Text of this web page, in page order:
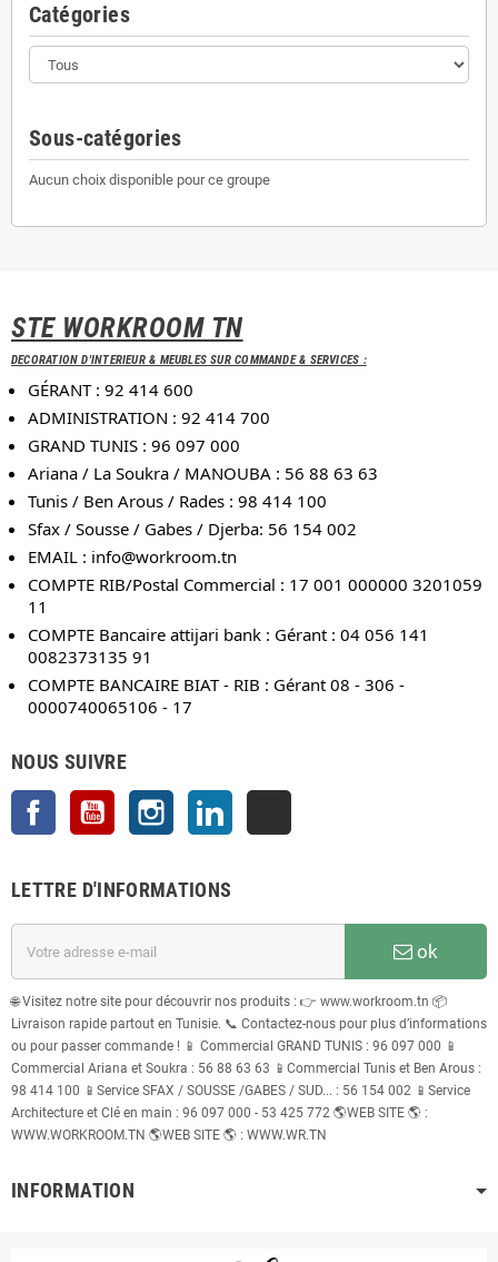
Catégories
Sous-catégories
Aucun choix disponible pour ce groupe
STE WORKROOM TN
DECORATION D'INTERIEUR & MEUBLES SUR COMMANDE & SERVICES :
GÉRANT : 92 414 600
ADMINISTRATION : 92 414 700
GRAND TUNIS : 96 097 000
Ariana / La Soukra / MANOUBA : 56 88 63 63
Tunis / Ben Arous / Rades : 98 414 100
Sfax / Sousse / Gabes / Djerba: 56 154 002
EMAIL : info@workroom.tn
COMPTE RIB/Postal Commercial : 17 001 000000 3201059
11
COMPTE Bancaire attijari bank : Gérant : 04 056 141
0082373135 91
COMPTE BANCAIRE BIAT - RIB : Gérant 08 - 306 -
0000740065106 - 17
NOUS SUIVRE
Facebook YouTube Instagram
LETTRE D'INFORMATIONS
ok
🌐 Visitez notre site pour découvrir nos produits : 👉 www.workroom.tn 📦
Livraison rapide partout en Tunisie. 📞 Contactez-nous pour plus d’informations
ou pour passer commande ! 📱 Commercial GRAND TUNIS : 96 097 000 📱
Commercial Ariana et Soukra : 56 88 63 63 📱Commercial Tunis et Ben Arous :
98 414 100 📱Service SFAX / SOUSSE /GABES / SUD... : 56 154 002 📱Service
Architecture et Clé en main : 96 097 000 - 53 425 772 🌎WEB SITE 🌎 :
WWW.WORKROOM.TN 🌎WEB SITE 🌎 : WWW.WR.TN
INFORMATION